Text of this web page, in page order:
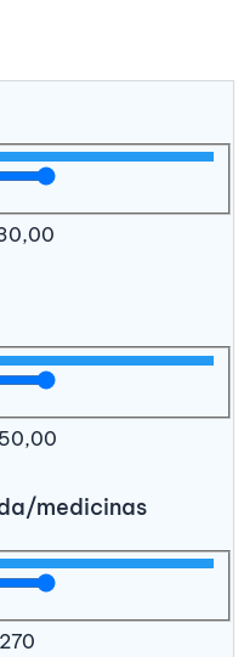
medicinas
270